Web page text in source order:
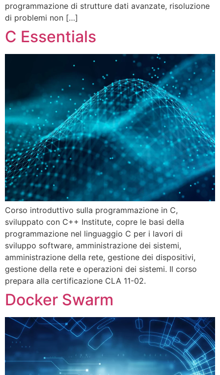
programmazione di strutture dati avanzate, risoluzione
di problemi non […]
C Essentials
Corso introduttivo sulla programmazione in C,
sviluppato con C++ Institute, copre le basi della
programmazione nel linguaggio C per i lavori di
sviluppo software, amministrazione dei sistemi,
amministrazione della rete, gestione dei dispositivi,
gestione della rete e operazioni dei sistemi. Il corso
prepara alla certificazione CLA 11-02.
Docker Swarm